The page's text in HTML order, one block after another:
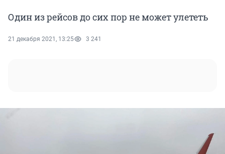
Один из рейсов до сих пор не может улететь
21 декабря 2021, 13:25 3 241